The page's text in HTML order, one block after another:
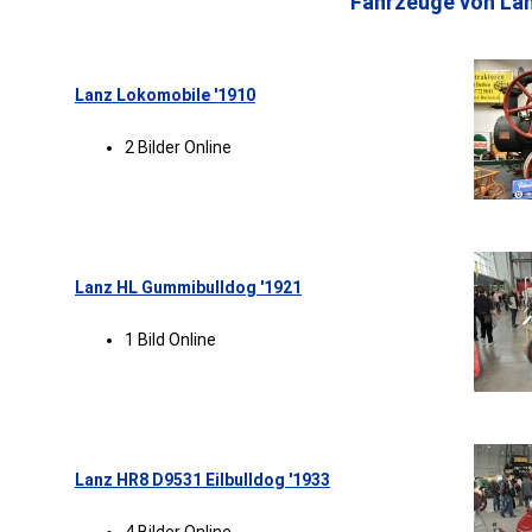
Lanz Lokomobile '1910
2 Bilder Online
Lanz HL Gummibulldog '1921
1 Bild Online
Lanz HR8 D9531 Eilbulldog '1933